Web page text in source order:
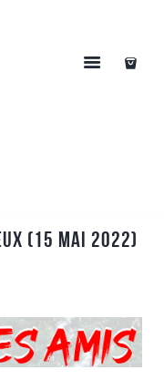
(15 Mai 2022)